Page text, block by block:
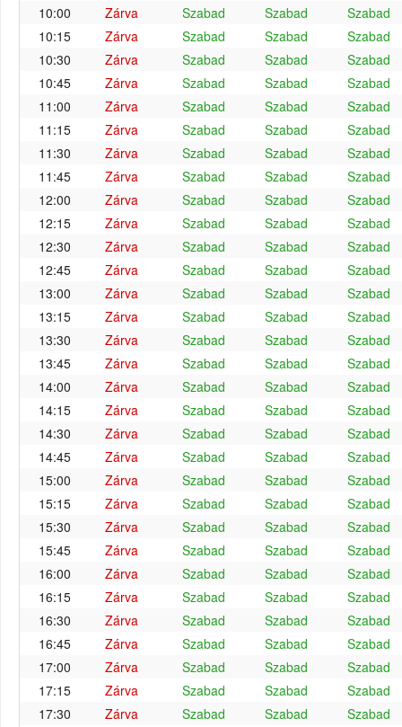
10:00
Zárva Szabad Szabad
Szabad
10:15
Zárva Szabad Szabad
Szabad
10:30
Zárva Szabad Szabad
Szabad
10:45
Zárva Szabad Szabad
Szabad
11:00
Zárva Szabad Szabad
Szabad
11:15
Zárva Szabad Szabad
Szabad
11:30
Zárva Szabad Szabad
Szabad
11:45
Zárva Szabad Szabad
Szabad
12:00
Zárva Szabad Szabad
Szabad
12:15
Zárva Szabad Szabad
Szabad
12:30
Zárva Szabad Szabad
Szabad
12:45
Zárva Szabad Szabad
Szabad
13:00
Zárva Szabad Szabad
Szabad
13:15
Zárva Szabad Szabad
Szabad
13:30
Zárva Szabad Szabad
Szabad
13:45
Zárva Szabad Szabad
Szabad
14:00
Zárva Szabad Szabad
Szabad
14:15
Zárva Szabad Szabad
Szabad
14:30
Zárva Szabad Szabad
Szabad
14:45
Zárva Szabad Szabad
Szabad
15:00
Zárva Szabad Szabad
Szabad
15:15
Zárva Szabad Szabad
Szabad
15:30
Zárva Szabad Szabad
Szabad
15:45
Zárva Szabad Szabad
Szabad
16:00
Zárva Szabad Szabad
Szabad
16:15
Zárva Szabad Szabad
Szabad
16:30
Zárva Szabad Szabad
Szabad
16:45
Zárva Szabad Szabad
Szabad
17:00
Zárva Szabad Szabad
Szabad
17:15
Zárva Szabad Szabad
Szabad
17:30
Zárva Szabad Szabad
Szabad